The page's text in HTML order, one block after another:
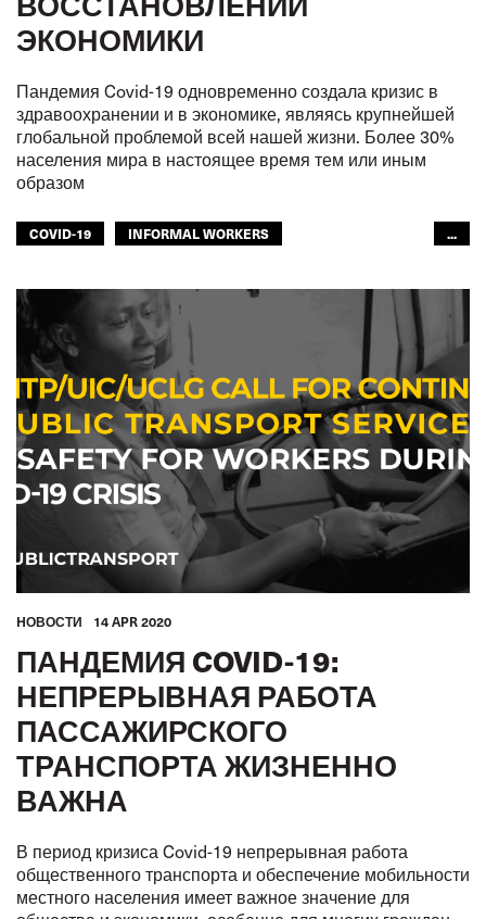
ЭКОНОМИКИ
Пандемия Covid-19 одновременно создала кризис в
здравоохранении и в экономике, являясь крупнейшей
глобальной проблемой всей нашей жизни. Более 30%
населения мира в настоящее время тем или иным
образом
COVID-19
INFORMAL WORKERS
ОБЩЕСТВЕННЫЙ ТРАНСПОРТ
ГОРОДСКОЙ ТРАНСПОРТ
МФТ: АФРИКА
МЕЖАМЕРИКАНСКОЕ БЮРО МФТ
МФТ: АРАБСКИЙ МИР
МФТ: АТР GLOBAL
...
HОВОСТИ 14 APR 2020
ПАНДЕМИЯ COVID-19:
НЕПРЕРЫВНАЯ РАБОТА
ПАССАЖИРСКОГО
ТРАНСПОРТА ЖИЗНЕННО
ВАЖНА
В период кризиса Covid-19 непрерывная работа
общественного транспорта и обеспечение мобильности
местного населения имеет важное значение для